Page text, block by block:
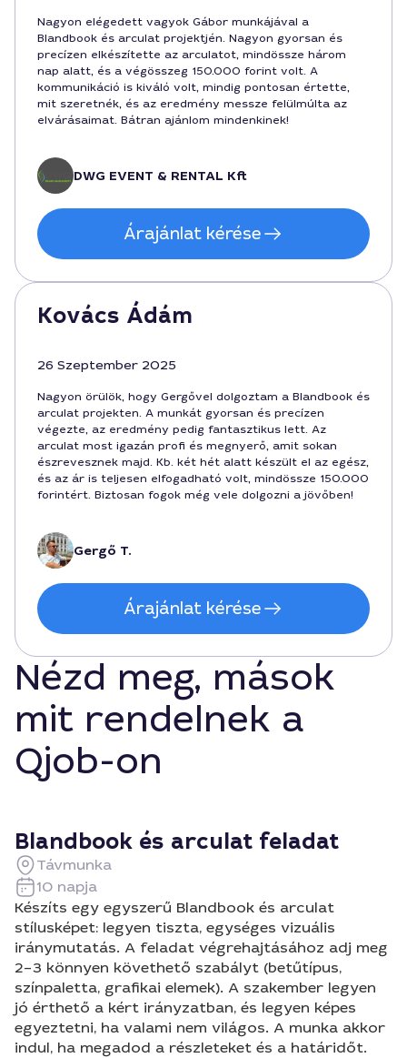
Nagyon elégedett vagyok Gábor munkájával a
Blandbook és arculat projektjén. Nagyon gyorsan és
precízen elkészítette az arculatot, mindössze három
nap alatt, és a végösszeg 150.000 forint volt. A
kommunikáció is kiváló volt, mindig pontosan értette,
mit szeretnék, és az eredmény messze felülmúlta az
elvárásaimat. Bátran ajánlom mindenkinek!
DWG EVENT & RENTAL Kft
Árajánlat kérése
Kovács Ádám
26 Szeptember 2025
Nagyon örülök, hogy Gergővel dolgoztam a Blandbook és
arculat projekten. A munkát gyorsan és precízen
végezte, az eredmény pedig fantasztikus lett. Az
arculat most igazán profi és megnyerő, amit sokan
észrevesznek majd. Kb. két hét alatt készült el az egész,
és az ár is teljesen elfogadható volt, mindössze 150.000
forintért. Biztosan fogok még vele dolgozni a jövőben!
Gergő T.
Árajánlat kérése
Nézd meg, mások
mit rendelnek a
Qjob-on
Blandbook és arculat feladat
Távmunka
10 napja
Készíts egy egyszerű Blandbook és arculat
stílusképet: legyen tiszta, egységes vizuális
iránymutatás. A feladat végrehajtásához adj meg
2–3 könnyen követhető szabályt (betűtípus,
színpaletta, grafikai elemek). A szakember legyen
jó érthető a kért irányzatban, és legyen képes
egyeztetni, ha valami nem világos. A munka akkor
indul, ha megadod a részleteket és a határidőt.